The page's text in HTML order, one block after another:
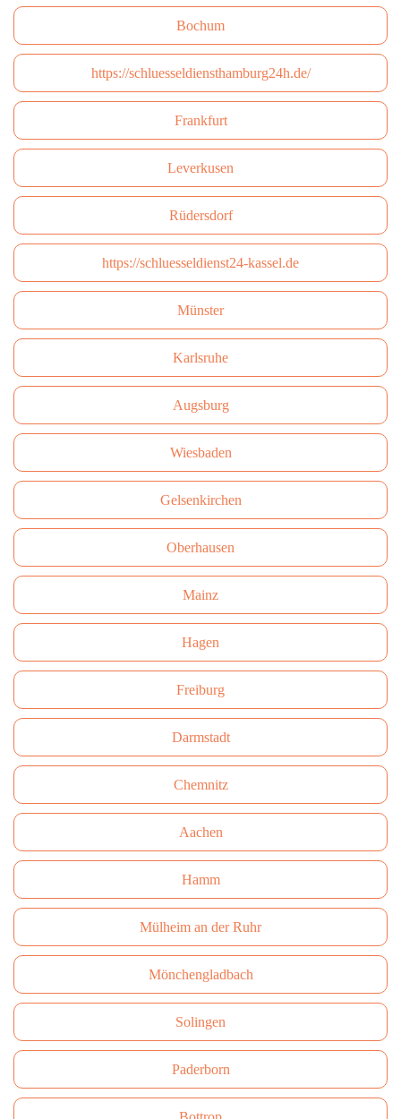
Bochum
https://schluesseldiensthamburg24h.de/
Frankfurt
Leverkusen
Rüdersdorf
https://schluesseldienst24-kassel.de
Münster
Karlsruhe
Augsburg
Wiesbaden
Gelsenkirchen
Oberhausen
Mainz
Hagen
Freiburg
Darmstadt
Сhemnitz
Aachen
Hamm
Mülheim an der Ruhr
Mönchengladbach
Solingen
Paderborn